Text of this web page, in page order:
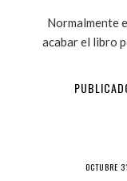
Normalmente
acabar el libro
OCTUBRE